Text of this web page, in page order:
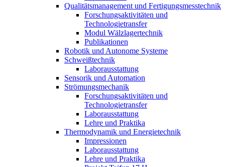
Qualitätsmanagement und Fertigungsmesstechnik
Forschungsaktivitäten und
Technologietransfer
Modul Wälzlagertechnik
Publikationen
Robotik und Autonome Systeme
Schweißtechnik
Laborausstattung
Sensorik und Automation
Strömungsmechanik
Forschungsaktivitäten und
Technologietransfer
Laborausstattung
Lehre und Praktika
Thermodynamik und Energietechnik
Impressionen
Laborausstattung
Lehre und Praktika